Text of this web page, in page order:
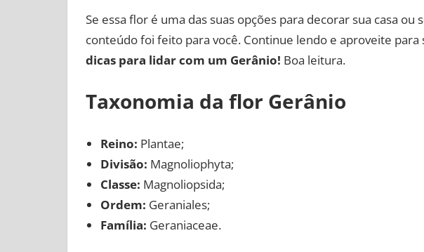
Se essa flor é uma das suas opções para decorar sua casa
conteúdo foi feito para você. Continue lendo e aproveite para
dicas para lidar com um Gerânio! Boa leitura.
Taxonomia da flor Gerânio
Reino: Plantae;
Divisão: Magnoliophyta;
Classe: Magnoliopsida;
Ordem: Geraniales;
Família: Geraniaceae.